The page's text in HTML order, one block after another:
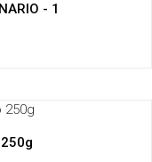
- 1